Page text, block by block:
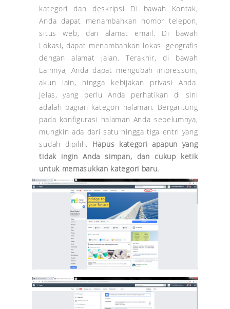
kategori dan deskripsi Di bawah Kontak,
Anda dapat menambahkan nomor telepon,
situs web, dan alamat email. Di bawah
Lokasi, dapat menambahkan lokasi geografis
dengan alamat jalan. Terakhir, di bawah
Lainnya, Anda dapat mengubah impressum,
akun lain, hingga kebijakan privasi Anda.
Jelas, yang perlu Anda perhatikan di sini
adalah bagian kategori halaman. Bergantung
pada konfigurasi halaman Anda sebelumnya,
mungkin ada dari satu hingga tiga entri yang
sudah dipilih. Hapus kategori apapun yang
tidak ingin Anda simpan, dan cukup ketik
untuk memasukkan kategori baru.